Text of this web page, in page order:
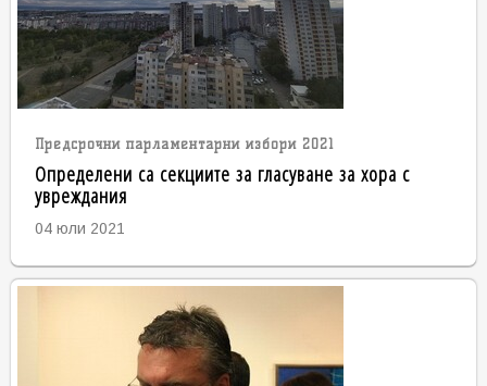
Предсрочни парламентарни избори 2021
Определени са секциите за гласуване за хора с
увреждания
04 юли 2021